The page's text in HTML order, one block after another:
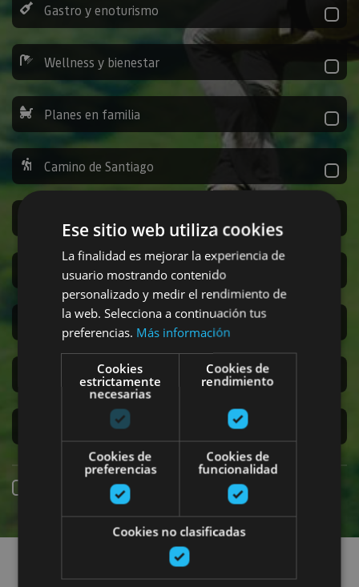
Gastro y enoturismo
Wellness y bienestar
Planes en familia
Camino de Santiago
San Fermín
Accesibilidad
Turismo regenerativo
Experiencias exclusivas
Reserva online
Encuentra planes
Ese sitio web utiliza cookies
La finalidad es mejorar la experiencia de
usuario mostrando contenido
personalizado y medir el rendimiento de
la web. Selecciona a continuación tus
preferencias. Más información
Cookies
estrictamente
necesarias
Cookies de
rendimiento
Cookies de
preferencias
Cookies de
funcionalidad
Cookies no clasificadas